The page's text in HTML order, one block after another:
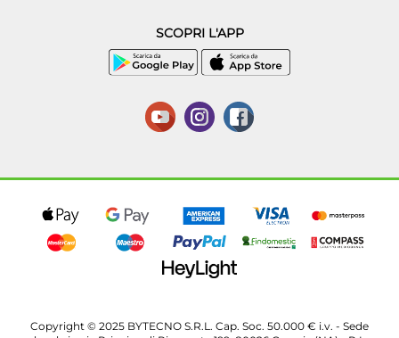
SCOPRI L'APP
Copyright © 2025 BYTECNO S.R.L. Cap. Soc. 50.000 € i.v. - Sede